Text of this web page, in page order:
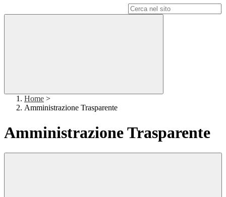
Home >
Amministrazione Trasparente
Amministrazione Trasparente